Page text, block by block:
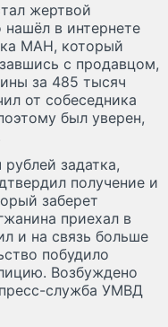
жертвой
в интернете
МАН, который
с продавцом,
за 485 тысяч
от собеседника
был уверен,
задатка,
получение и
заберет
приехал в
и на связь больше
побудило
Возбуждено
служба УМВД